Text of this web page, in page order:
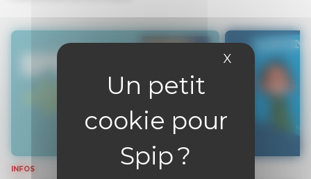
X Masquer le
INFOS